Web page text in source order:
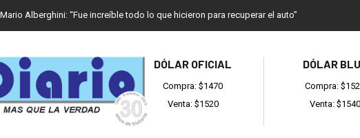
Mario Alberghini: “Fue increíble todo lo que hicieron para recuperar el auto”
DÓLAR OFICIAL
Compra: $1470
Venta: $1520
DÓLAR
Compra:
Venta: $1540